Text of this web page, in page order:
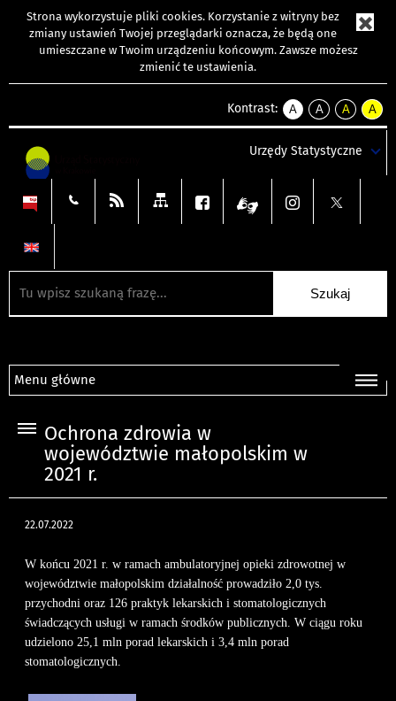
Strona wykorzystuje pliki cookies. Korzystanie z witryny bez
zmiany ustawień Twojej przeglądarki oznacza, że będą one
umieszczane w Twoim urządzeniu końcowym. Zawsze możesz
zmienić te ustawienia.
Kontrast:
A
kontrast
A
kontrast
tekst
czarnym
A
kontrast
tekst
czarnym
A
tekst
żółtym
Urzędy Statystyczne
Menu główne
Ochrona zdrowia w
województwie małopolskim w
2021 r.
22.07.2022
W końcu 2021 r. w ramach ambulatoryjnej opieki zdrowotnej w
województwie małopolskim działalność prowadziło 2,0 tys.
przychodni oraz 126 praktyk lekarskich i stomatologicznych
świadczących usługi w ramach środków publicznych. W ciągu roku
udzielono 25,1 mln porad lekarskich i 3,4 mln porad
stomatologicznych.